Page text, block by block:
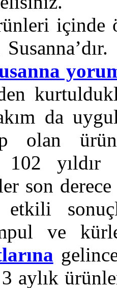
da
olan
102 yıldır
son
etkili
ve
aylık